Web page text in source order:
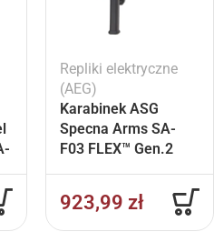
Repliki elektryczne
(AEG)
Karabinek ASG
Specna Arms SA-
F03 FLEX™ Gen.2
923,99zł